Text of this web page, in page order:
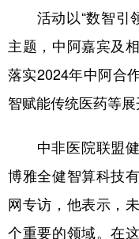
活动以“数智引
主题，中阿嘉宾及
落实2024年中阿合
智赋能传统医药等展
中非医院联盟健
博雅全健智算科技
网专访，他表示，
个重要的领域。在